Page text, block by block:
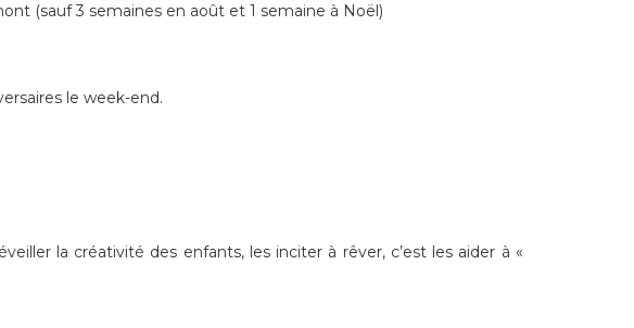
(sauf 3 semaines en août et 1 semaine à Noël)
le week-end.
la créativité des enfants, les inciter à rêver, c’est les aider à «